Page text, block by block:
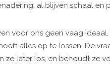
al blijven schaal en
voor ons geen vaag
alles op te lossen. De
ze later los, en behoudt ze